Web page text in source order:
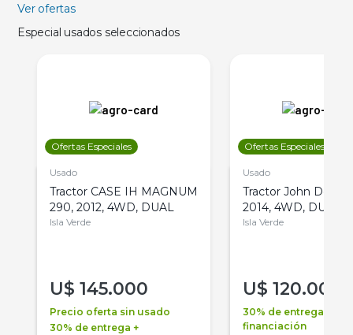
Ver ofertas
Especial usados seleccionados
Ofertas Especiales
Usado
Tractor CASE IH MAGNUM
290, 2012, 4WD, DUAL
Isla Verde
U$ 145.000
Precio oferta sin usado
30% de entrega +
Ofertas Especiales
Usado
Tractor John Deere
2014, 4WD, DUAL
Isla Verde
U$ 120.000
30% de entrega +
financiación